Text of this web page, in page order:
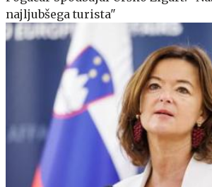
najljubšega turista"